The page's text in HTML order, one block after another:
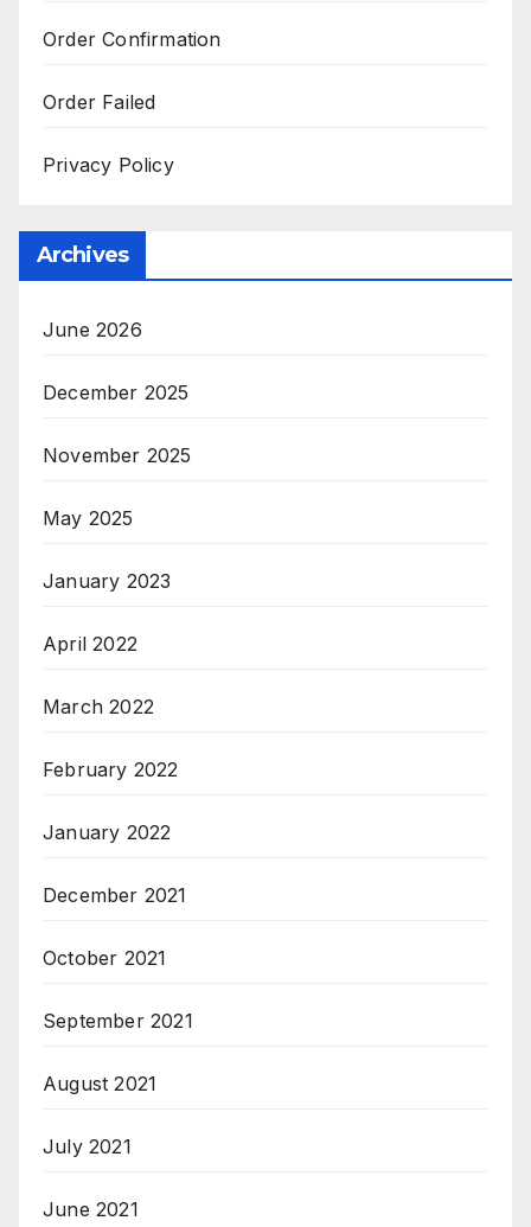
Order Confirmation
Order Failed
Privacy Policy
Archives
June 2026
December 2025
November 2025
May 2025
January 2023
April 2022
March 2022
February 2022
January 2022
December 2021
October 2021
September 2021
August 2021
July 2021
June 2021